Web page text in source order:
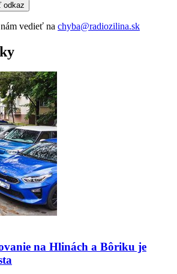
odkaz
vedieť na chyba@radiozilina.sk
na Hlinách a Bôriku je